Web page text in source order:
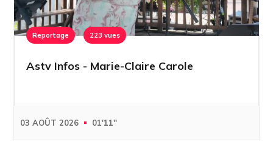
Reportage 223 vues
Astv Infos - Marie-Claire Carole
03 AOÛT 2026 01'11''